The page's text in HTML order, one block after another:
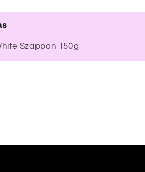
Szappan 150g